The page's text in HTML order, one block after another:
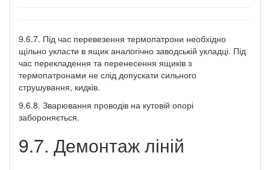
9.6.7. Під час перевезення термопатрони необхідно
щільно укласти в ящик аналогічно заводській укладці. Під
час перекладення та перенесення ящиків з
термопатронами не слід допускати сильного
струшування, кидків.
9.6.8. Зварювання проводів на кутовій опорі
забороняється.
9.7. Демонтаж ліній